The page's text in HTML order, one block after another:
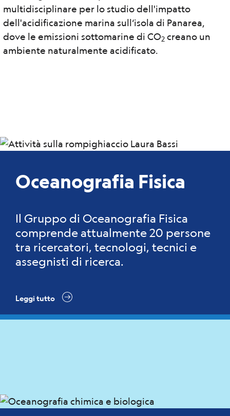
multidisciplinare per lo studio dell'impatto
dell'acidificazione marina sull‘isola di Panarea,
dove le emissioni sottomarine di CO2 creano un
ambiente naturalmente acidificato.
Oceanografia Fisica
Il Gruppo di Oceanografia Fisica
comprende attualmente 20 persone
tra ricercatori, tecnologi, tecnici e
assegnisti di ricerca.
Leggi tutto